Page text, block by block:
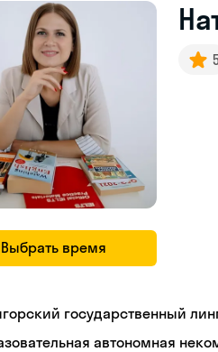
Выбрать время
государственный
автономная